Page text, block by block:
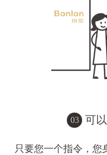
03 可
只要您一个指令，您